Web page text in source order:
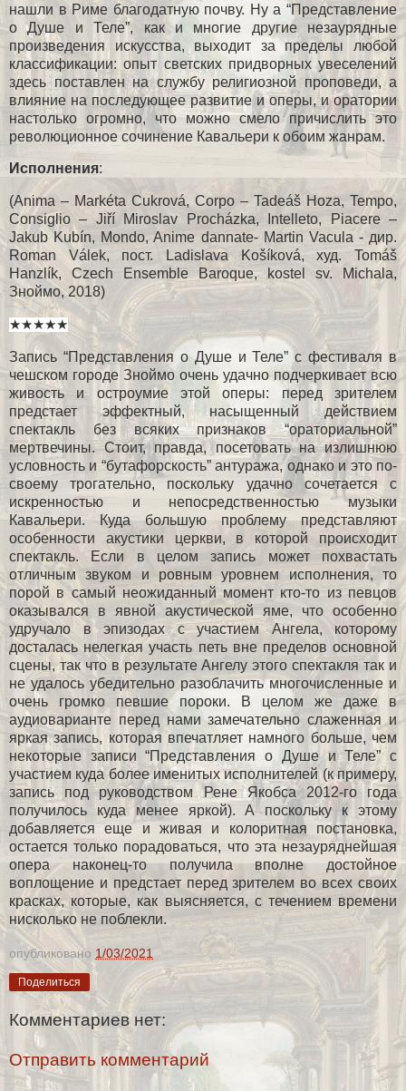
нашли в Риме благодатную почву. Ну а “Представление
о Душе и Теле”, как и многие другие незаурядные
произведения искусства, выходит за пределы любой
классификации: опыт светских придворных увеселений
здесь поставлен на службу религиозной проповеди, а
влияние на последующее развитие и оперы, и оратории
настолько огромно, что можно смело причислить это
революционное сочинение Кавальери к обоим жанрам.
Исполнения:
(Anima – Markéta Cukrová, Corpo – Tadeáš Hoza, Tempo,
Consiglio – Jiří Miroslav Procházka, Intelleto, Piacere –
Jakub Kubín, Mondo, Anime dannate- Martin Vacula - дир.
Roman Válek, пост. Ladislava Košíková, худ. Tomáš
Hanzlík, Czech Ensemble Baroque, kostel sv. Michala,
Зноймо, 2018)
★★★★★
Запись “Представления о Душе и Теле” с фестиваля в
чешском городе Зноймо очень удачно подчеркивает всю
живость и остроумие этой оперы: перед зрителем
предстает эффектный, насыщенный действием
спектакль без всяких признаков “ораториальной”
мертвечины. Стоит, правда, посетовать на излишнюю
условность и “бутафорскость” антуража, однако и это по-
своему трогательно, поскольку удачно сочетается с
искренностью и непосредственностью музыки
Кавальери. Куда большую проблему представляют
особенности акустики церкви, в которой происходит
спектакль. Если в целом запись может похвастать
отличным звуком и ровным уровнем исполнения, то
порой в самый неожиданный момент кто-то из певцов
оказывался в явной акустической яме, что особенно
удручало в эпизодах с участием Ангела, которому
досталась нелегкая участь петь вне пределов основной
сцены, так что в результате Ангелу этого спектакля так и
не удалось убедительно разоблачить многочисленные и
очень громко певшие пороки. В целом же даже в
аудиоварианте перед нами замечательно слаженная и
яркая запись, которая впечатляет намного больше, чем
некоторые записи “Представления о Душе и Теле” с
участием куда более именитых исполнителей (к примеру,
запись под руководством Рене Якобса 2012-го года
получилось куда менее яркой). А поскольку к этому
добавляется еще и живая и колоритная постановка,
остается только порадоваться, что эта незауряднейшая
опера наконец-то получила вполне достойное
воплощение и предстает перед зрителем во всех своих
красках, которые, как выясняется, с течением времени
нисколько не поблекли.
опубликовано 1/03/2021
Поделиться
Комментариев нет:
Отправить комментарий